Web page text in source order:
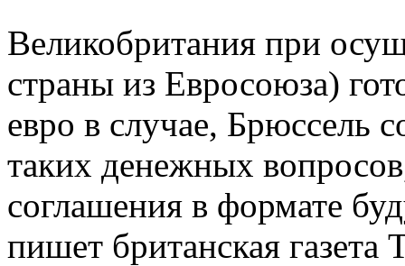
Великобритания при
страны из Евросоюза)
евро в случае, Брюссель
таких денежных
соглашения в формате
пишет британская газета